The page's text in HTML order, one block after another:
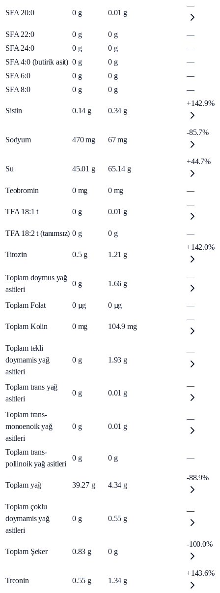
SFA 20:0 0 g 0.01 g
—
SFA 22:0 0 g 0 g
—
SFA 24:0
0 g 0 g
—
SFA 4:0 (butirik asit) 0 g 0 g
—
SFA 6:0
0 g 0 g
—
SFA 8:0
0 g 0 g —
Sistin 0.14 g 0.34 g
+142.9%
Sodyum 470 mg 67 mg
-85.7%
Su 45.01 g 65.14 g
+44.7%
Teobromin 0 mg 0 mg —
TFA 18:1 t 0 g 0.01 g
—
TFA 18:2 t (tanımsız) 0 g 0 g —
Tirozin 0.5 g 1.21 g
+142.0%
Toplam doymus yağ
asitleri
0 g 1.66 g
—
Toplam Folat 0 µg 0 µg —
Toplam Kolin 0 mg 104.9 mg
—
Toplam tekli
doymamis yağ
asitleri
0 g 1.93 g
—
Toplam trans yağ
asitleri
0 g 0.01 g
—
Toplam trans-
monoenoik yağ
asitleri
0 g 0.01 g
—
Toplam trans-
poliinoik yağ asitleri
0 g 0 g —
Toplam yağ 39.27 g 4.34 g
-88.9%
Toplam çoklu
doymamis yağ
asitleri
0 g 0.55 g
—
Toplam Şeker 0.83 g 0 g
-100.0%
Treonin 0.55 g 1.34 g
+143.6%